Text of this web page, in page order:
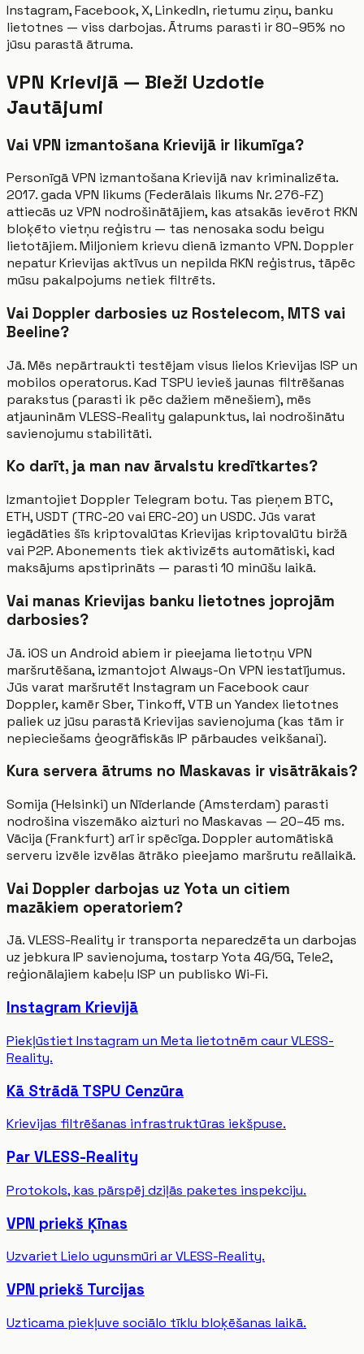
Instagram, Facebook, X, LinkedIn, rietumu ziņu, banku
lietotnes — viss darbojas. Ātrums parasti ir 80–95% no
jūsu parastā ātruma.
VPN Krievijā — Bieži Uzdotie
Jautājumi
Vai VPN izmantošana Krievijā ir likumīga?
Personīgā VPN izmantošana Krievijā nav kriminalizēta.
2017. gada VPN likums (Federālais likums Nr. 276-FZ)
attiecās uz VPN nodrošinātājiem, kas atsakās ievērot RKN
bloķēto vietņu reģistru — tas nenosaka sodu beigu
lietotājiem. Miljoniem krievu dienā izmanto VPN. Doppler
nepatur Krievijas aktīvus un nepilda RKN reģistrus, tāpēc
mūsu pakalpojums netiek filtrēts.
Vai Doppler darbosies uz Rostelecom, MTS vai
Beeline?
Jā. Mēs nepārtraukti testējam visus lielos Krievijas ISP un
mobilos operatorus. Kad TSPU ievieš jaunas filtrēšanas
parakstus (parasti ik pēc dažiem mēnešiem), mēs
atjauninām VLESS-Reality galapunktus, lai nodrošinātu
savienojumu stabilitāti.
Ko darīt, ja man nav ārvalstu kredītkartes?
Izmantojiet Doppler Telegram botu. Tas pieņem BTC,
ETH, USDT (TRC-20 vai ERC-20) un USDC. Jūs varat
iegādāties šīs kriptovalūtas Krievijas kriptovalūtu biržā
vai P2P. Abonements tiek aktivizēts automātiski, kad
maksājums apstiprināts — parasti 10 minūšu laikā.
Vai manas Krievijas banku lietotnes joprojām
darbosies?
Jā. iOS un Android abiem ir pieejama lietotņu VPN
maršrutēšana, izmantojot Always-On VPN iestatījumus.
Jūs varat maršrutēt Instagram un Facebook caur
Doppler, kamēr Sber, Tinkoff, VTB un Yandex lietotnes
paliek uz jūsu parastā Krievijas savienojuma (kas tām ir
nepieciešams ģeogrāfiskās IP pārbaudes veikšanai).
Kura servera ātrums no Maskavas ir visātrākais?
Somija (Helsinki) un Nīderlande (Amsterdam) parasti
nodrošina viszemāko aizturi no Maskavas — 20–45 ms.
Vācija (Frankfurt) arī ir spēcīga. Doppler automātiskā
serveru izvēle izvēlas ātrāko pieejamo maršrutu reāllaikā.
Vai Doppler darbojas uz Yota un citiem
mazākiem operatoriem?
Jā. VLESS-Reality ir transporta neparedzēta un darbojas
uz jebkura IP savienojuma, tostarp Yota 4G/5G, Tele2,
reģionālajiem kabeļu ISP un publisko Wi-Fi.
Instagram Krievijā
Piekļūstiet Instagram un Meta lietotnēm caur VLESS-
Reality.
Kā Strādā TSPU Cenzūra
Krievijas filtrēšanas infrastruktūras iekšpuse.
Par VLESS-Reality
Protokols, kas pārspēj dziļās paketes inspekciju.
VPN priekš Ķīnas
Uzvariet Lielo ugunsmūri ar VLESS-Reality.
VPN priekš Turcijas
Uzticama piekļuve sociālo tīklu bloķēšanas laikā.